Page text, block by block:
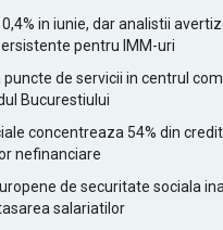
in iunie, dar analistii
pentru IMM-uri
puncte de servicii in centrul
Bucurestiului
concentreaza 54% din
nefinanciare
de securitate sociala
salariatilor